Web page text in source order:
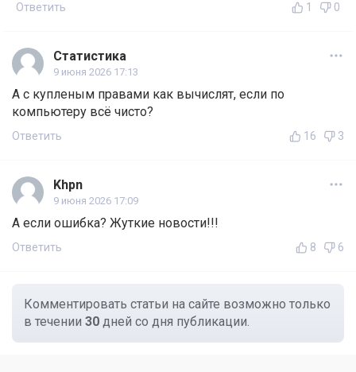
Ответить 1 0
Статистика
9 июня 2026 17:13
А с купленым правами как вычислят, если по
компьютеру всё чисто?
Ответить 16 3
Khpn
9 июня 2026 17:09
А если ошибка? Жуткие новости!!!
Ответить 8 6
Комментировать статьи на сайте возможно только
в течении 30 дней со дня публикации.